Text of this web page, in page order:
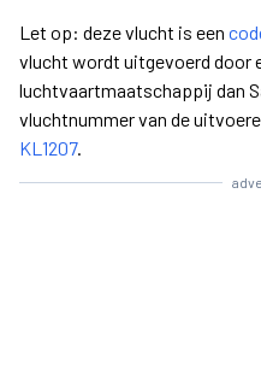
Let op: deze vlucht is een
vlucht wordt uitgevoerd door
luchtvaartmaatschappij dan
vluchtnummer van de
KL1207.